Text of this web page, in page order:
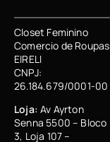
Closet Feminino
Comercio de Roupas
EIRELI
CNPJ:
26.184.679/0001-00
Loja:Av Ayrton
Senna 5500 – Bloco
3, Loja 107 –